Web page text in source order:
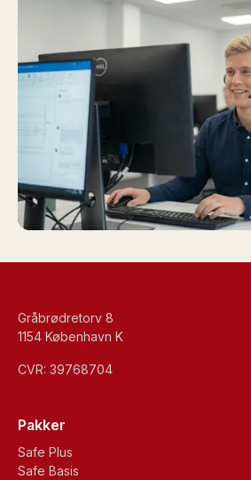
Gråbrødretorv 8
1154 København K
CVR: 39768704
Pakker
Safe Plus
Safe Basis